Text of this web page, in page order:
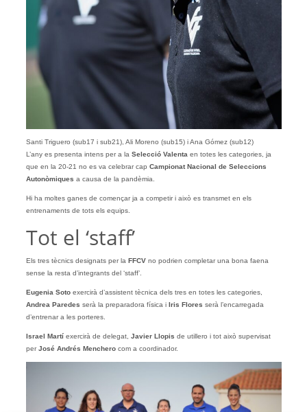
Santi Triguero (sub17 i sub21), Ali Moreno (sub15) i Ana Gómez (sub12)
L’any es presenta intens per a la Selecció Valenta en totes les categories, ja
que en la 20-21 no es va celebrar cap Campionat Nacional de Seleccions
Autonòmiques a causa de la pandèmia.
Hi ha moltes ganes de començar ja a competir i això es transmet en els
entrenaments de tots els equips.
Tot el ‘staff’
Els tres tècnics designats per la FFCV no podrien completar una bona faena
sense la resta d’integrants del ‘staff’.
Eugenia Sotoexercirà d’assistent tècnica dels tres en totes les categories,
Andrea Paredes serà la preparadora física i Iris Flores serà l’encarregada
d’entrenar a les porteres.
Israel Martíexercirà de delegat, Javier Llopis de utillero i tot això supervisat
perJosé Andrés Mencherocom a coordinador.